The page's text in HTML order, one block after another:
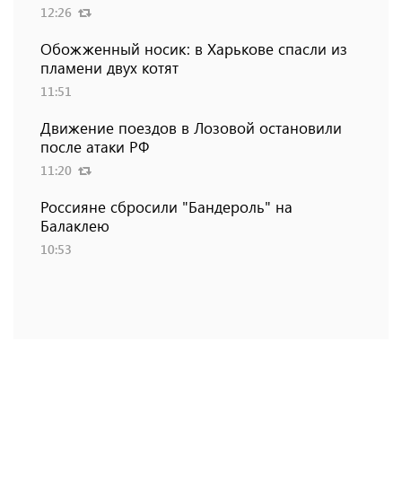
12:26
Обожженный носик: в Харькове спасли из
пламени двух котят
11:51
Движение поездов в Лозовой остановили
после атаки РФ
11:20
Россияне сбросили "Бандероль" на
Балаклею
10:53